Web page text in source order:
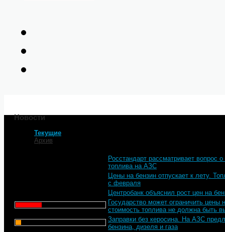
Новости
Текущие
Архив
Росстандарт рассматривает вопрос
топлива на АЗС
Цены на бензин отпускает к лету.
с февраля
Центробанк объяснил рост цен на
Государство может ограничить
стоимость топлива не должна быть
Заправки без керосина. На АЗС
бензина, дизеля и газа